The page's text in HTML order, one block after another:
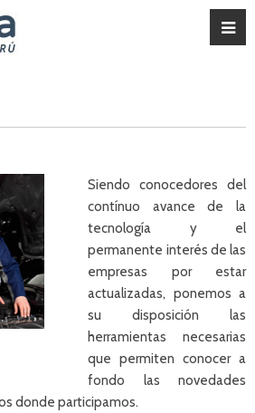
Siendo conocedores del
contínuo avance de la
tecnología y el
permanente interés de las
empresas por estar
actualizadas, ponemos a
su disposición las
herramientas necesarias
que permiten conocer a
fondo las novedades
donde participamos.